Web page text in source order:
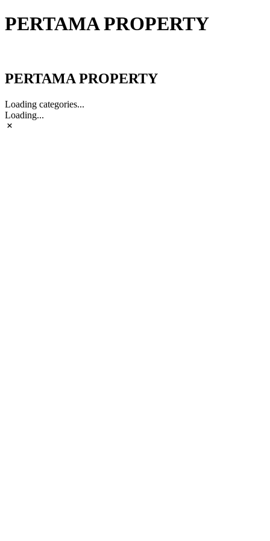
PERTAMA PROPERTY
PERTAMA PROPERTY
Loading categories...
Loading...